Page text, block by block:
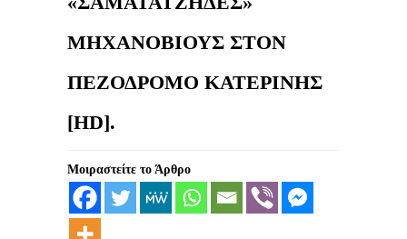
ΜΗΧΑΝΟΒΙΟΥΣ ΣΤΟΝ
ΠΕΖΟΔΡΟΜΟ ΚΑΤΕΡΙΝΗΣ
[HD].
Μοιραστείτε το Άρθρο